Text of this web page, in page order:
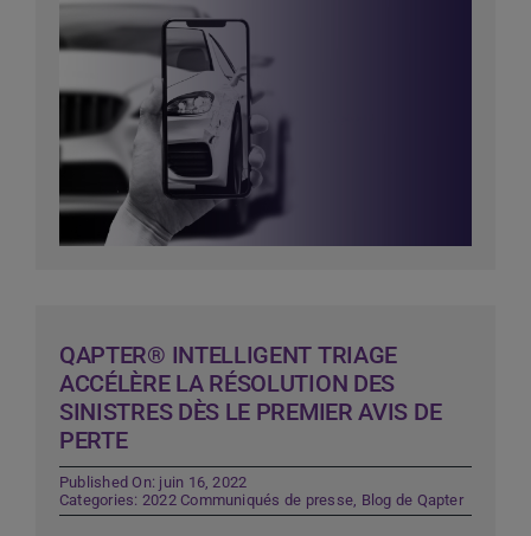
QAPTER® INTELLIGENT TRIAGE
ACCÉLÈRE LA RÉSOLUTION DES
SINISTRES DÈS LE PREMIER AVIS DE
PERTE
Published On: juin 16, 2022
Categories: 2022 Communiqués de presse Blog de Qapter